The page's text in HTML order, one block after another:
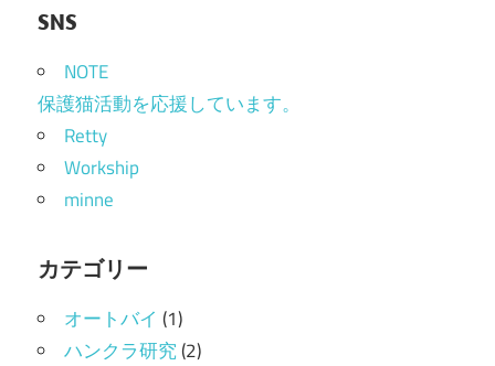
SNS
NOTE
保護猫活動を応援しています。
Retty
Workship
minne
カテゴリー
オートバイ (1)
ハンクラ研究(2)